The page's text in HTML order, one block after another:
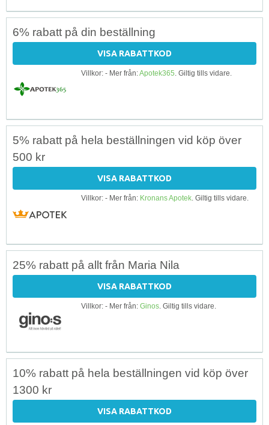
6% rabatt på din beställning
VISA RABATTKOD
Villkor: - Mer från:Apotek365. Giltig tills vidare.
5% rabatt på hela beställningen vid köp över
500 kr
VISA RABATTKOD
Villkor: - Mer från: Kronans Apotek. Giltig tills vidare.
25% rabatt på allt från Maria Nila
VISA RABATTKOD
Villkor: - Mer från: Ginos. Giltig tills vidare.
10% rabatt på hela beställningen vid köp över
1300 kr
VISA RABATTKOD